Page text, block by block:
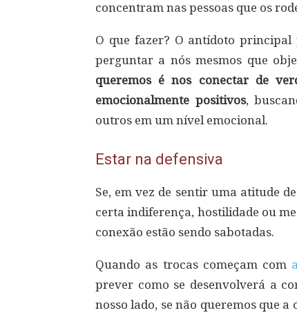
concentram nas pessoas que os
O que fazer? O antídoto
perguntar a nós mesmos que
queremos é nos conectar de
emocionalmente positivos,
outros em um nível emocional.
Estar na defensiva
Se, em vez de sentir uma atitude
certa indiferença, hostilidade ou
conexão estão sendo sabotadas.
Quando as trocas começam com
prever como se desenvolverá a
nosso lado, se não queremos que